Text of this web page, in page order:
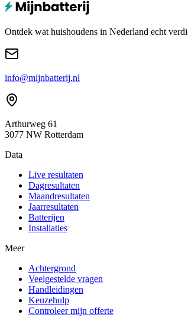
Ontdek wat huishoudens in Nederland echt
info@mijnbatterij.nl
Arthurweg 61
3077 NW Rotterdam
Data
Live resultaten
Dagresultaten
Maandresultaten
Jaarresultaten
Batterijen
Installaties
Meer
Achtergrond
Veelgestelde vragen
Handleidingen
Keuzehulp
Controleer mijn offerte